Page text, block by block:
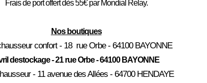
Frais de port offert dès 55€ par Mondial Relay.
Nos boutiques
confort - 18 rue Orbe - 64100 BAYONNE
destockage - 21 rue Orbe - 64100 BAYONNE
- 11 avenue des Allées - 64700 HENDAYE